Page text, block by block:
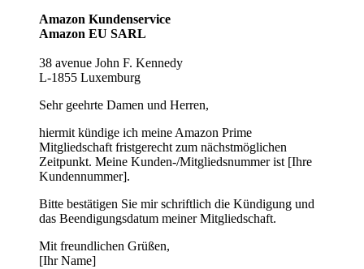
Amazon Kundenservice
Amazon EU SARL
38 avenue John F. Kennedy
L-1855 Luxemburg
Sehr geehrte Damen und Herren,
hiermit kündige ich meine Amazon Prime
Mitgliedschaft fristgerecht zum nächstmöglichen
Zeitpunkt. Meine Kunden-/Mitgliedsnummer ist [Ihre
Kundennummer].
Bitte bestätigen Sie mir schriftlich die Kündigung und
das Beendigungsdatum meiner Mitgliedschaft.
Mit freundlichen Grüßen,
[Ihr Name]